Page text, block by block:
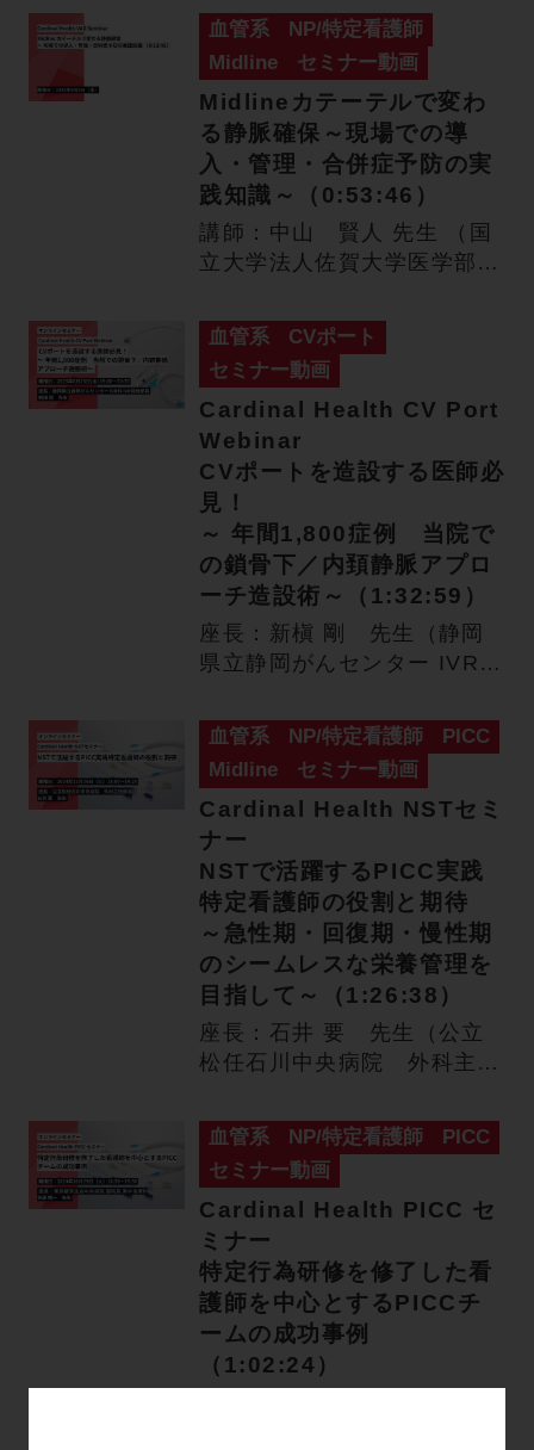
先…
血管系
NP/特定看護師
Midline
セミナー動画
Midlineカテーテルで変わ
る静脈確保～現場での導
入・管理・合併症予防の実
践知識～（0:53:46）
講師：中山 賢人 先生 （国
立大学法人佐賀大学医学部附
タ…
血管系
CVポート
セミナー動画
Cardinal Health CV Port
Webinar
CVポートを造設する医師必
見！
～ 年間1,800症例 当院で
の鎖骨下／内頚静脈アプロ
ーチ造設術～（1:32:59）
座長：新槇 剛 先生（静岡
県立静岡がんセンター IVR科
血管系 NP/特定看護師
PICC
Midline
セミナー動画
Cardinal Health NSTセミ
ナー
NSTで活躍するPICC実践
特定看護師の役割と期待
～急性期・回復期・慢性期
のシームレスな栄養管理を
目指して～（1:26:38）
座長：石井 要 先生（公立
松任石川中央病院 外科主任
血管系 NP/特定看護師
PICC
セミナー動画
Cardinal Health PICC セ
ミナー
特定行為研修を修了した看
護師を中心とするPICCチ
ームの成功事例
（1:02:24）